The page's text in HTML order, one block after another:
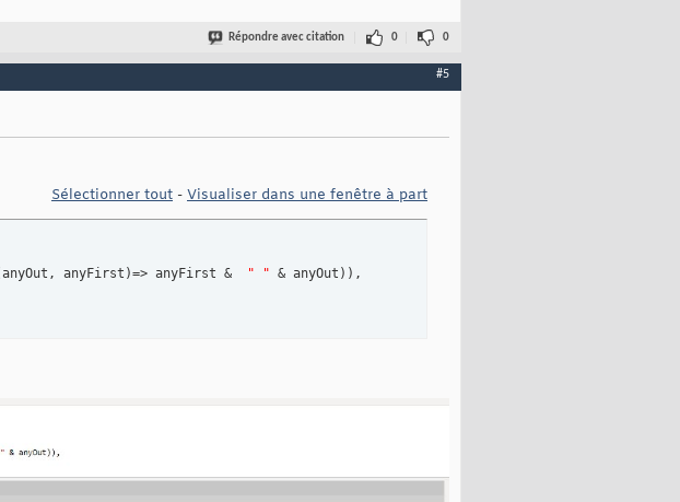
Répondre avec citation 0 0
#5
Sélectionner tout - Visualiser dans une fenêtre à part
anyOut, anyFirst )=> anyFirst & " " & anyOut ) ) ,